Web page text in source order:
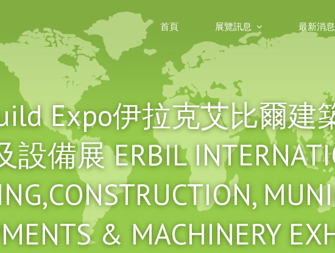
首頁 展覽訊息 最新消息
Expo伊拉克艾比爾建
設備展 ERBIL
& MACHINERY